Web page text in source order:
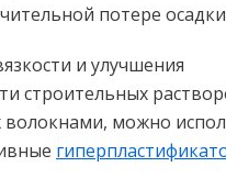
потере
и улучшения
строительных
можно